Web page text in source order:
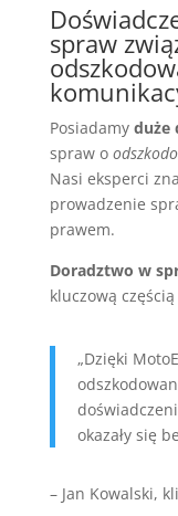
spraw
Posiadamy duże
spraw o
Nasi eksperci
prowadzenie
prawem.
Doradztwo w
kluczową
„Dzięki
okazały się
– Jan Kowalski,